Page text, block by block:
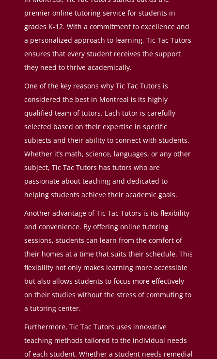
premier online tutoring service for students in
grades K-12. With a commitment to excellence and
a personalized approach to learning, Tic Tac Tutors
ensures that every student receives the support
they need to thrive academically.
One of the key reasons why Tic Tac Tutors is
considered the best in Montreal is its highly
qualified team of tutors. Each tutor is carefully
selected based on their expertise in specific
subjects and their ability to connect with students.
Whether it’s math, science, languages, or any other
subject, Tic Tac Tutors has tutors who are
passionate about teaching and dedicated to
helping students achieve their academic goals.
Another advantage of Tic Tac Tutors is its flexibility
and convenience. By offering online tutoring
sessions, students can learn from the comfort of
their homes at a time that suits their schedule. This
flexibility not only makes learning more accessible
but also allows students to focus more effectively
on their studies without the stress of commuting to
a tutoring center.
Furthermore, Tic Tac Tutors uses innovative
teaching methods tailored to the individual needs
of each student. Whether a student needs remedial